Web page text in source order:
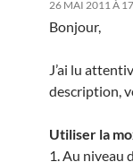
26 MAI 2011 À
Bonjour,
J’ai lu
description,
Utiliser la
1. Au niveau